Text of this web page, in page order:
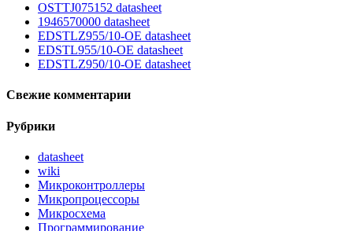
OSTTJ075152 datasheet
1946570000 datasheet
EDSTLZ955/10-OE datasheet
EDSTL955/10-OE datasheet
EDSTLZ950/10-OE datasheet
Свежие комментарии
Рубрики
datasheet
wiki
Микроконтроллеры
Микропроцессоры
Микросхема
Программирование